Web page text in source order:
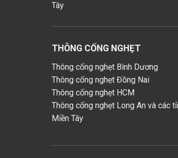
Tây
THÔNG CỐNG NGHẸT
Thông cống nghẹt Bình Dương
Thông cống nghẹt Đồng Nai
Thông cống nghẹt HCM
Thông cống nghẹt Long An và các
Miền Tây